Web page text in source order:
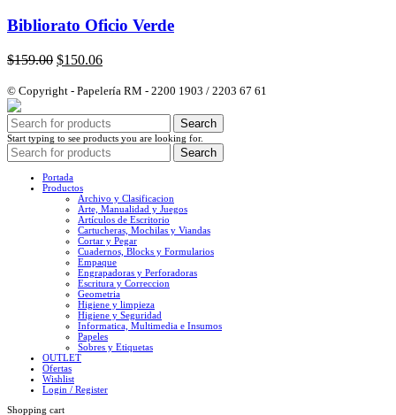
Bibliorato Oficio Verde
$159.00 El
original
$159.00.
$150.06El
actual
$150.06.
© Copyright - Papelería RM - 2200 1903 / 2203 67 61
Search
Start typing to see products you are looking for.
Search
Portada
Productos
Archivo y Clasificacion
Arte, Manualidad y Juegos
Artículos de Escritorio
Cartucheras, Mochilas y Viandas
Cortar y Pegar
Cuadernos, Blocks y Formularios
Empaque
Engrapadoras y Perforadoras
Escritura y Correccion
Geometria
Higiene y limpieza
Higiene y Seguridad
Informatica, Multimedia e Insumos
Papeles
Sobres y Etiquetas
OUTLET
Ofertas
Wishlist
Login / Register
Shopping cart